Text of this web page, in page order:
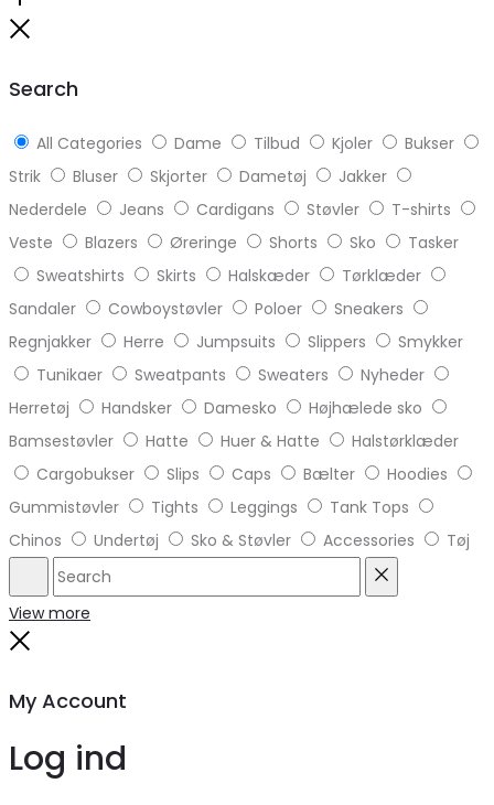
Search
All Categories Dame Tilbud Kjoler
Bukser
Strik
Bluser Skjorter Dametøj
Jakker
Nederdele
Jeans Cardigans Støvler
T-shirts
Veste
Blazers Øreringe Shorts Sko
Tasker
Sweatshirts
Skirts Halskæder
Tørklæder
Sandaler
Cowboystøvler Poloer
Sneakers
Regnjakker
Herre Jumpsuits Slippers
Smykker
Tunikaer
Sweatpants Sweaters
Nyheder
Herretøj
Handsker Damesko
Højhælede sko
Bamsestøvler
Hatte Huer & Hatte
Halstørklæder
Cargobukser
Slips Caps Bælter
Hoodies
Gummistøvler
Tights Leggings
Tank Tops
Chinos
Undertøj Sko & Støvler Accessories Tøj
Search
View more
My Account
Log ind